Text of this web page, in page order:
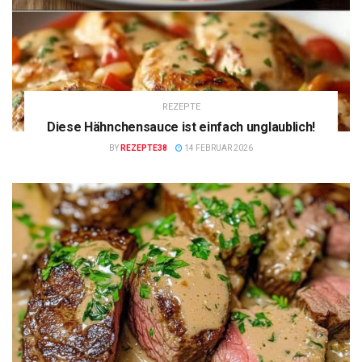
REZEPTE
Diese Hähnchensauce ist einfach unglaublich!
BY REZEPTE38 14 FEBRUAR 2026